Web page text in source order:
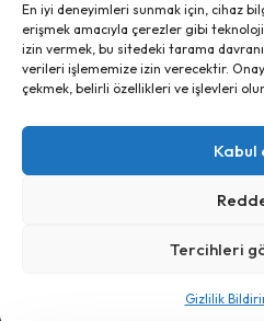
En iyi deneyimleri sunmak için, cihaz
erişmek amacıyla çerezler gibi
izin vermek, bu sitedeki tarama
verileri işlememize izin verecektir.
çekmek, belirli özellikleri ve işlevleri
Kabul
Tercihleri
Gizlilik
Ayrım, 2024 - İletişim:
künye